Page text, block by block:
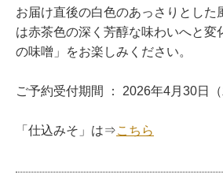
お届け直後の白色のあっさりとした
は赤茶色の深く芳醇な味わいへと変
の味噌」をお楽しみください。
ご予約受付期間 ： 2026年4月30日
「仕込みそ」は⇒こちら